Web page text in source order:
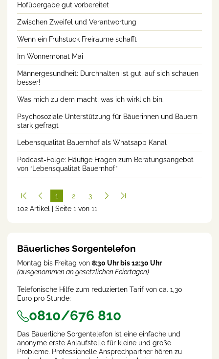
Hofübergabe gut vorbereitet
Zwischen Zweifel und Verantwortung
Wenn ein Frühstück Freiräume schafft
Im Wonnemonat Mai
Männergesundheit: Durchhalten ist gut, auf sich schauen
besser!
Was mich zu dem macht, was ich wirklich bin.
Psychosoziale Unterstützung für Bäuerinnen und Bauern
stark gefragt
Lebensqualität Bauernhof als Whatsapp Kanal
Podcast-Folge: Häufige Fragen zum Beratungsangebot
von “Lebensqualität Bauernhof”
1
(cur
2
3
102 Artikel | Seite 1 von 11
Bäuerliches Sorgentelefon
Montag bis Freitag von 8:30 Uhr bis 12:30 Uhr
(ausgenommen an gesetzlichen Feiertagen)
Telefonische Hilfe zum reduzierten Tarif von ca. 1,30
Euro pro Stunde:
0810/676 810
Das Bäuerliche Sorgentelefon ist eine einfache und
anonyme erste Anlaufstelle für kleine und große
Probleme. Professionelle Ansprechpartner hören zu